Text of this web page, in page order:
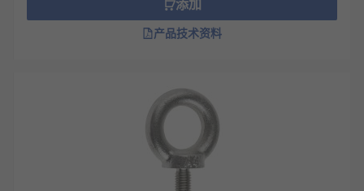
添加
产品技术资料